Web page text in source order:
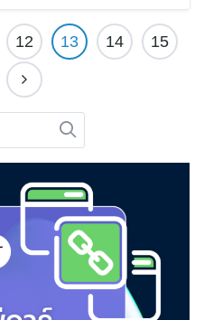
12 13 14 15